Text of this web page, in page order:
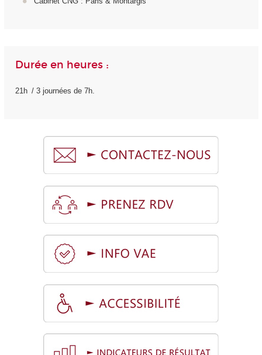
Durée en heures :
21h / 3 journées de 7h.